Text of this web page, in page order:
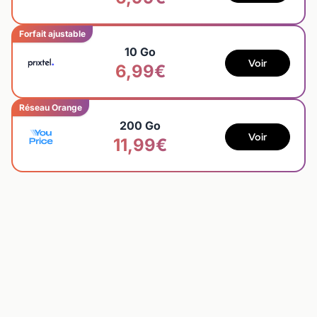
Forfait ajustable
10 Go
6,99€ Voir
Réseau Orange
200 Go
11,99€ Voir